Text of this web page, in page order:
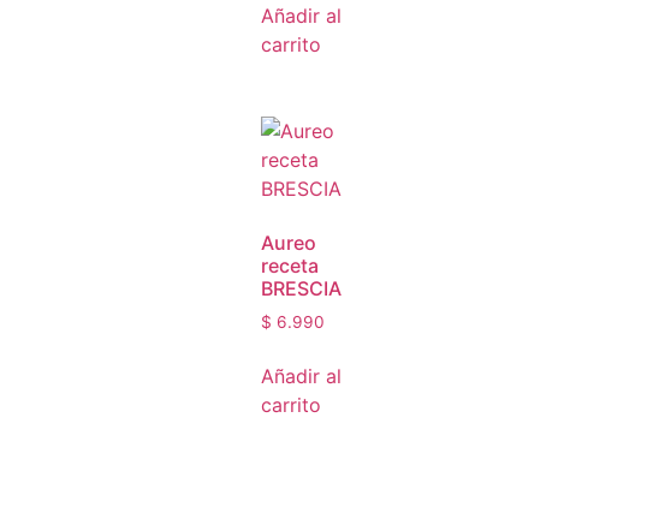
Añadir al
carrito
Aureo
receta
BRESCIA
$ 6.990
Añadir al
carrito